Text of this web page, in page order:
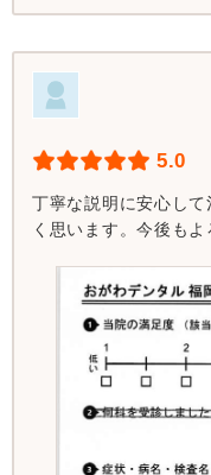
5.0
丁寧な説明に安心し
く思います。今後もよ